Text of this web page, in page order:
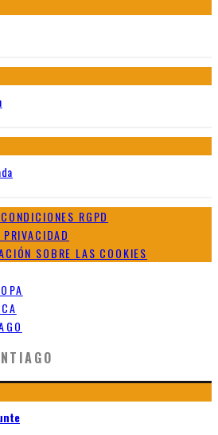
RGPD
SOBRE LAS COOKIES